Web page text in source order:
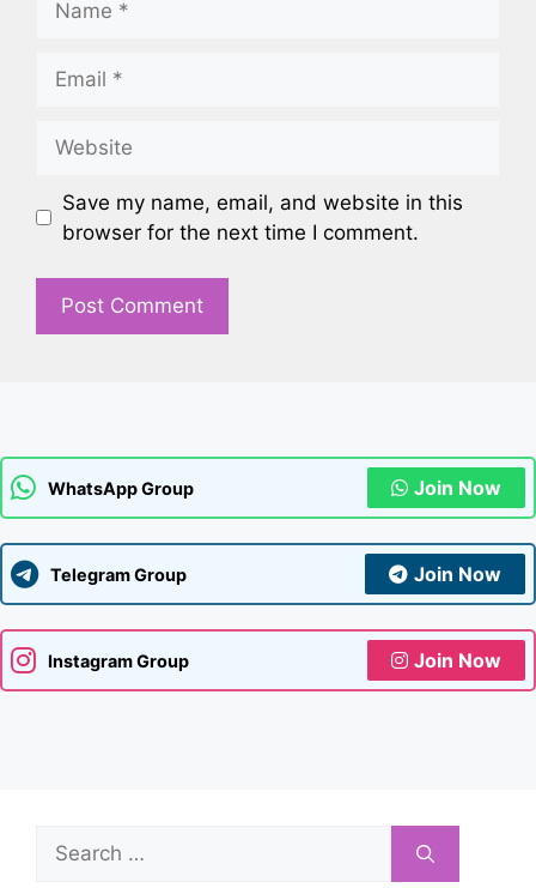
Save my name, email, and website in this
browser for the next time I comment.
WhatsApp Group Join Now
Telegram Group Join Now
Instagram Group Join Now
Search
for: